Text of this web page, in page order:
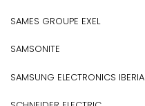
SAMES GROUPE EXEL
SAMSONITE
SAMSUNG ELECTRONICS IBERIA